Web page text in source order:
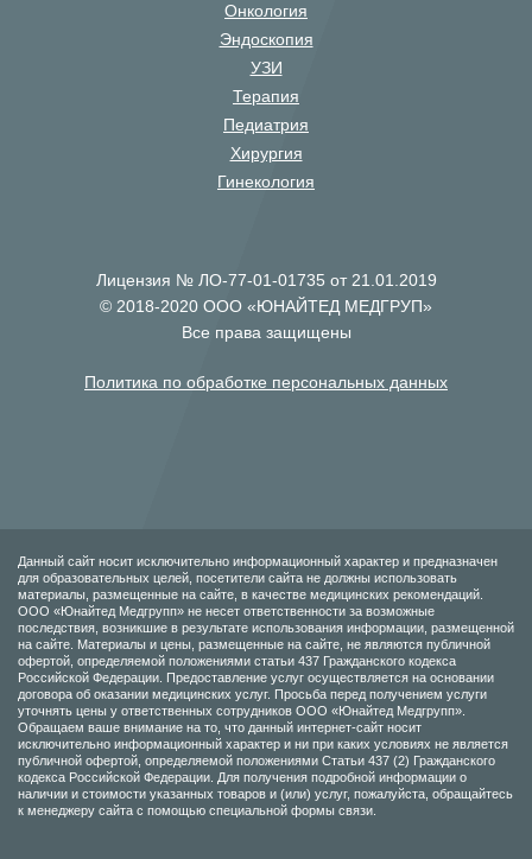
Онкология
Эндоскопия
УЗИ
Терапия
Педиатрия
Хирургия
Гинекология
Лицензия № ЛО-77-01-01735 от 21.01.2019
© 2018-2020 ООО «ЮНАЙТЕД МЕДГРУП»
Все права защищены
Политика по обработке персональных данных
Данный сайт носит исключительно информационный характер и предназначен
для образовательных целей, посетители сайта не должны использовать
материалы, размещенные на сайте, в качестве медицинских рекомендаций.
ООО «Юнайтед Медгрупп» не несет ответственности за возможные
последствия, возникшие в результате использования информации, размещенной
на сайте. Материалы и цены, размещенные на сайте, не являются публичной
офертой, определяемой положениями статьи 437 Гражданского кодекса
Российской Федерации. Предоставление услуг осуществляется на основании
договора об оказании медицинских услуг. Просьба перед получением услуги
уточнять цены у ответственных сотрудников ООО «Юнайтед Медгрупп».
Обращаем ваше внимание на то, что данный интернет-сайт носит
исключительно информационный характер и ни при каких условиях не является
публичной офертой, определяемой положениями Статьи 437 (2) Гражданского
кодекса Российской Федерации. Для получения подробной информации о
наличии и стоимости указанных товаров и (или) услуг, пожалуйста, обращайтесь
к менеджеру сайта с помощью специальной формы связи.